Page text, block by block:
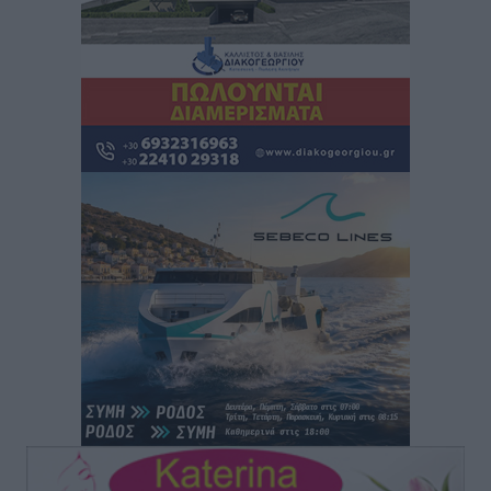
Airbnb: Αυξημένα έσοδα στο β’ τρίμηνο με «όχημα»
το Μουντιάλ
πριν 49 λεπτά
Ενίσχυση των υπηρεσιών υγείας στο αεροδρόμιο της
Ρόδου: «Η πολιτική βούληση είναι η ενίσχυση, όχι η
αφαίρεση»
Τοπικές Ειδήσεις
Αρνείται τα πάντα ο 53χρονος φερόμενος ως λογιστής
και μιλά για σκευωρία γνωστών μεταξύ τους
καταγγελλόντων
Τοπικές Ειδήσεις πριν 2 ώρες
Δήμος Ρόδου: Επήλθε συμβιβασμός με την οικογένεια
του θύματος του σοκαριστικού θανατηφόρου
τροχαίου του 2014
Ρεπορτάζ πριν 2 ώρες